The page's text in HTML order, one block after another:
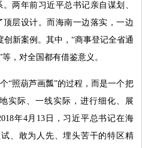
两年前习近平总书记亲自谋划、
层设计。而海南一边落实，一边
新案例。其中，“商事登记全省通
，对全国都有借鉴意义。
“照葫芦画瓢”的过程，而是一个把
实际、一线实际，进行细化、展
年4月13日，习近平总书记在海
、敢为人先、埋头苦干的特区精